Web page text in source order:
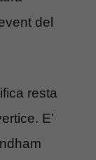
del
resta
E’